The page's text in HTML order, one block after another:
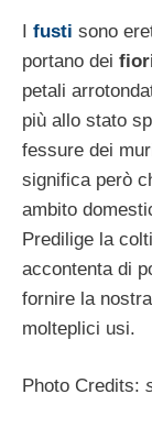
I fusti sono
portano dei
petali
più allo stato
fessure dei
significa però
ambito
Predilige la
accontenta di
fornire la
molteplici usi.
Photo Credits: